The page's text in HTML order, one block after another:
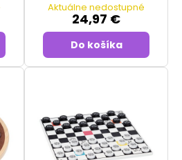
Aktuálne nedostupné
24,97 €
Do košíka